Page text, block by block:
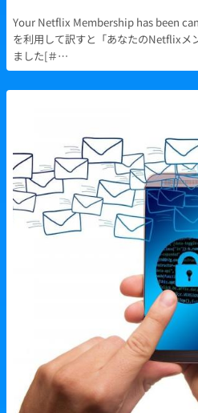
Your Netflix Membership has been
を利用して訳すと「あなたのNetflixメ
ました[＃…